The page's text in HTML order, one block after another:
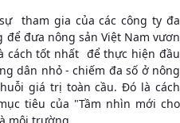
tham gia của các công ty đa
đưa nông sản Việt Nam vươn
cách tốt nhất để thực hiện đầu
dân nhỏ - chiếm đa số ở nông
giá trị toàn cầu. Đó là cách
tiêu của "Tầm nhìn mới cho
môi trường.